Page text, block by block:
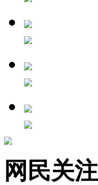
网民关注